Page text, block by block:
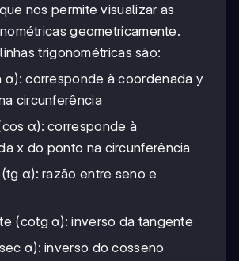
nos permite visualizar as
geometricamente.
trigonométricas são:
α): corresponde à coordenada y
circunferência
α): corresponde à
x do ponto na circunferência
α): razão entre seno e
(cotg α): inverso da tangente
α): inverso do cosseno